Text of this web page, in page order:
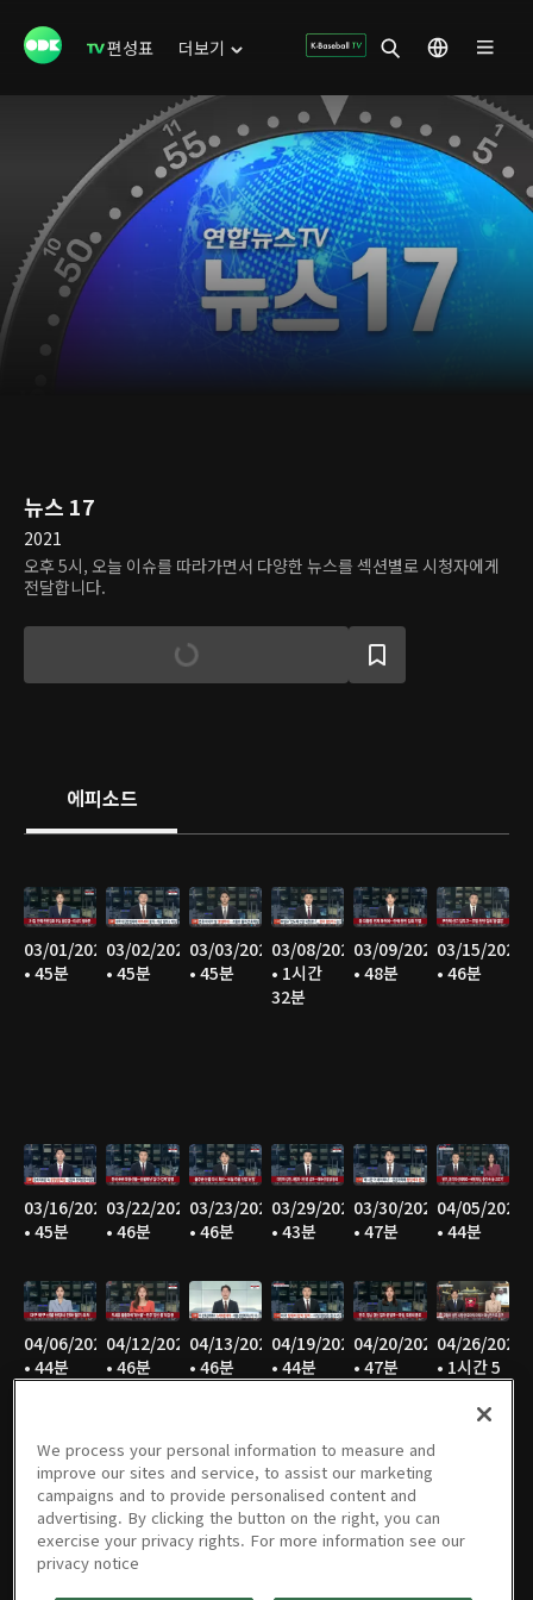
편성표 더보기
뉴스 17
2021
오후 5시, 오늘 이슈를 따라가면서 다양한 뉴스를 섹션별로 시청자에게
전달합니다.
에피소드
03/01/2025
• 45분
03/02/2025
• 45분
03/03/2025
• 45분
03/08/2025
• 1시간
32분
03/09/2025
• 48분
03/15/2025
• 46분
03/16/2025
• 45분
03/22/2025
• 46분
03/23/2025
• 46분
03/29/2025
• 43분
03/30/2025
• 47분
04/05/2025
• 44분
04/06/2025
• 44분
04/12/2025
• 46분
04/13/2025
• 46분
04/19/2025
• 44분
04/20/2025
• 47분
04/26/2025
• 1시간 5
04/27/2025
• 2시간
13분
05/03/2025
• 28분
05/04/2025
• 46분
05/05/2025
• 45분
05/06/2025
• 46분
• 1시간 1
분
We process your personal information to measure and
improve our sites and service, to assist our marketing
campaigns and to provide personalised content and
advertising. By clicking the button on the right, you can
exercise your privacy rights. For more information see our
privacy notice